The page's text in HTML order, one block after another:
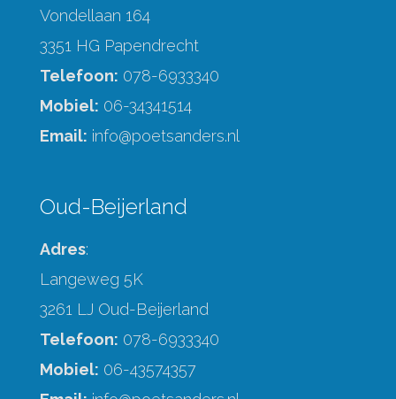
Vondellaan 164
3351 HG Papendrecht
Telefoon: 078-6933340
Mobiel: 06-34341514
Email: info@poetsanders.nl
Oud-Beijerland
Adres:
Langeweg 5K
3261 LJ Oud-Beijerland
Telefoon: 078-6933340
Mobiel: 06-43574357